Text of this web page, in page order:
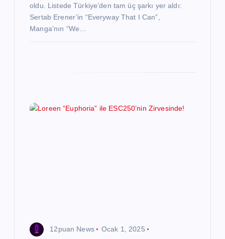
oldu. Listede Türkiye’den tam üç şarkı yer aldı:
Sertab Erener’in “Everyway That I Can”,
Manga’nın “We…
12puan News
Ocak 1, 2025